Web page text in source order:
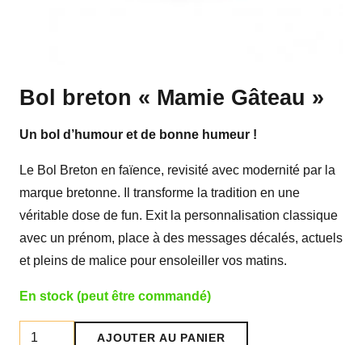
Bol breton « Mamie Gâteau »
Un bol d’humour et de bonne humeur !
Le Bol Breton en faïence, revisité avec modernité par la
marque bretonne. Il transforme la tradition en une
véritable dose de fun. Exit la personnalisation classique
avec un prénom, place à des messages décalés, actuels
et pleins de malice pour ensoleiller vos matins.
En stock (peut être commandé)
quantité
AJOUTER AU PANIER